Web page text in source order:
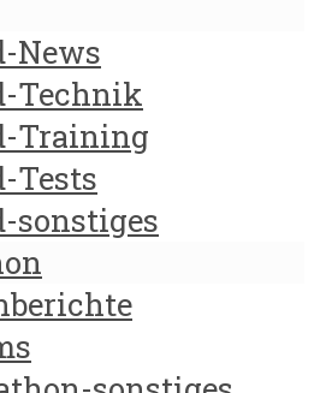
News
Technik
Training
Tests
sonstiges